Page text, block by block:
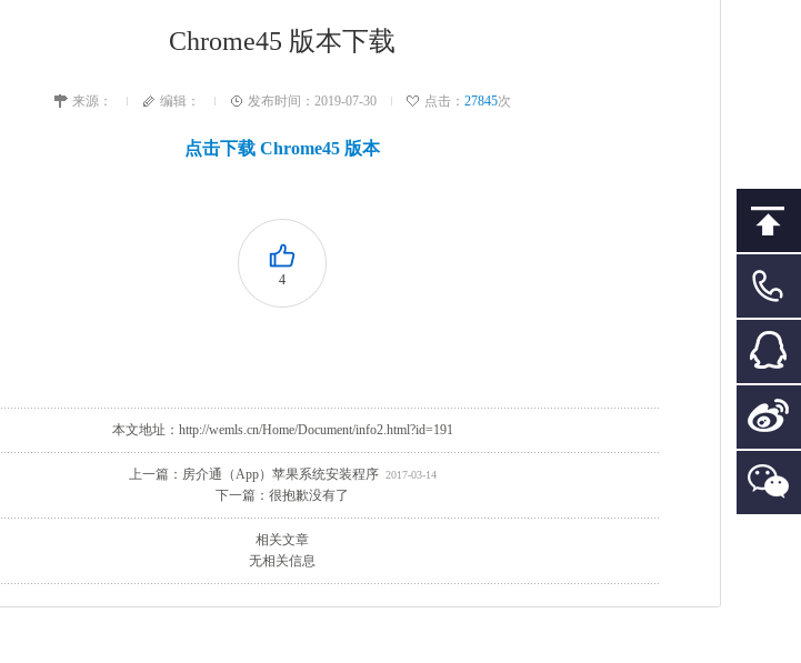
Chrome45 版本下载
来源： 编辑： 发布时间：2019-07-30 点击： 27845次
点击下载 Chrome45 版本
4
本文地址：http://wemls.cn/Home/Document/info2.html?id=191
上一篇：房介通（App）苹果系统安装程序 2017-03-14
下一篇：很抱歉没有了
相关文章
无相关信息